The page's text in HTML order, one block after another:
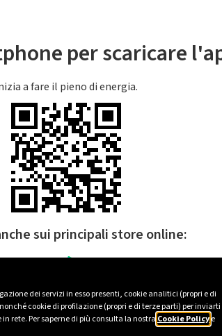
dei servizi in esso presenti, cookie analitici (propri e di
cookie di profilazione (propri e di terze parti) per inviarti
rete. Per saperne di più consulta la nostra Cookie Policye
per scaricare
a fare il pieno di energia.
sui principali store online: